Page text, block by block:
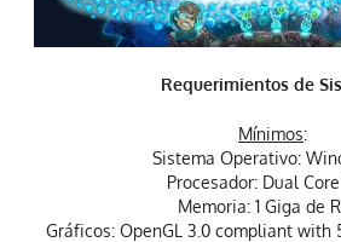
Requerimientos de
Mínimos:
Sistema Operativo:
Procesador: Dual Core
Memoria: 1 Giga de
Gráficos: OpenGL 3.0 compliant with